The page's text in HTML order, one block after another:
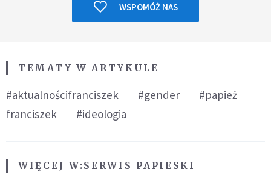
WSPOMÓŻ NAS
TEMATY W ARTYKULE
#aktualnościfranciszek #gender
#papież
franciszek
#ideologia
WIĘCEJ W:SERWIS PAPIESKI